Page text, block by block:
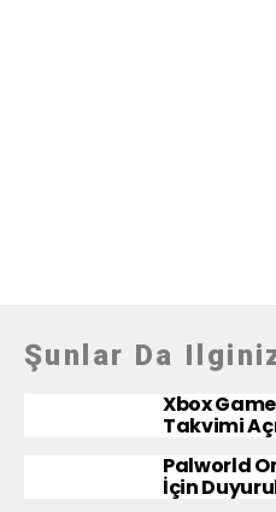
Şunlar Da
Xbox
Takvimi
Palworld
İçin